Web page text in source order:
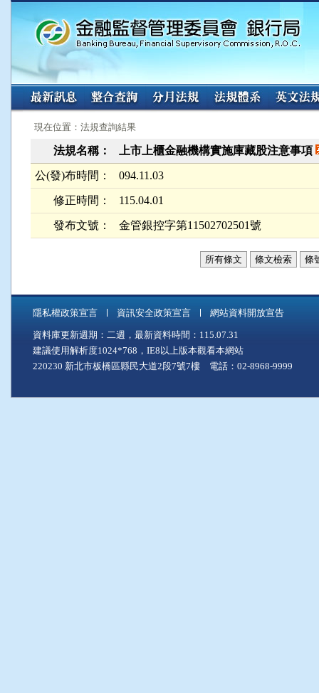
:::
現在位置：法規查詢結果
法規名稱： 上市上櫃金融機構實施庫藏股注意事項
公(發)布時間： 094.11.03
修正時間： 115.04.01
發布文號： 金管銀控字第11502702501號
所有條文 條文檢索 條
隱私權政策宣言 資訊安全政策宣言 網站資料開放宣告
資料庫更新週期：二週，最新資料時間：115.07.31
建議使用解析度1024*768，IE8以上版本觀看本網站
220230 新北市板橋區縣民大道2段7號7樓 電話：02-8968-9999